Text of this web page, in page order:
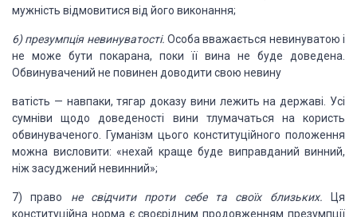
мужність відмовитися від його виконання;
6) презумпція невинуватості. Особа вважається невинуватою і
не може бути покарана, поки її вина не буде доведена.
Обвинувачений не повинен доводити свою невину
ватість — навпаки, тягар доказу вини лежить на державі. Усі
сумніви щодо доведеності вини тлумачаться на користь
обвинуваченого. Гуманізм цього конституційного положен­ня
можна висловити: «нехай краще буде виправданий вин­ний,
ніж засуджений невинний»;
7)право не свідчити проти себе та своїх близьких.
Ця
конституційна норма є своєрідним продовженнямпрезумпції